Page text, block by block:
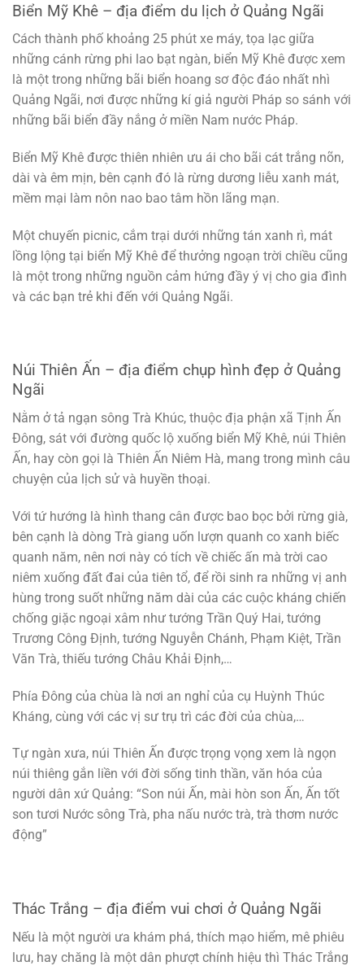
Biển Mỹ Khê – địa điểm du lịch ở Quảng Ngãi
Cách thành phố khoảng 25 phút xe máy, tọa lạc giữa
những cánh rừng phi lao bạt ngàn, biển Mỹ Khê được xem
là một trong những bãi biển hoang sơ độc đáo nhất nhì
Quảng Ngãi, nơi được những kí giả người Pháp so sánh với
những bãi biển đầy nắng ở miền Nam nước Pháp.
Biển Mỹ Khê được thiên nhiên ưu ái cho bãi cát trắng nõn,
dài và êm mịn, bên cạnh đó là rừng dương liễu xanh mát,
mềm mại làm nôn nao bao tâm hồn lãng mạn.
Một chuyến picnic, cắm trại dưới những tán xanh rì, mát
lồng lộng tại biển Mỹ Khê để thưởng ngoạn trời chiều cũng
là một trong những nguồn cảm hứng đầy ý vị cho gia đình
và các bạn trẻ khi đến với Quảng Ngãi.
Núi Thiên Ấn – địa điểm chụp hình đẹp ở Quảng
Ngãi
Nằm ở tả ngạn sông Trà Khúc, thuộc địa phận xã Tịnh Ấn
Đông, sát với đường quốc lộ xuống biển Mỹ Khê, núi Thiên
Ấn, hay còn gọi là Thiên Ấn Niêm Hà, mang trong mình câu
chuyện của lịch sử và huyền thoại.
Với tứ hướng là hình thang cân được bao bọc bởi rừng già,
bên cạnh là dòng Trà giang uốn lượn quanh co xanh biếc
quanh năm, nên nơi này có tích về chiếc ấn mà trời cao
niêm xuống đất đai của tiên tổ, để rồi sinh ra những vị anh
hùng trong suốt những năm dài của các cuộc kháng chiến
chống giặc ngoại xâm như tướng Trần Quý Hai, tướng
Trương Công Định, tướng Nguyễn Chánh, Phạm Kiệt, Trần
Văn Trà, thiếu tướng Châu Khải Định,…
Phía Đông của chùa là nơi an nghỉ của cụ Huỳnh Thúc
Kháng, cùng với các vị sư trụ trì các đời của chùa,…
Tự ngàn xưa, núi Thiên Ấn được trọng vọng xem là ngọn
núi thiêng gắn liền với đời sống tinh thần, văn hóa của
người dân xứ Quảng: “Son núi Ấn, mài hòn son Ấn, Ấn tốt
son tươi Nước sông Trà, pha nấu nước trà, trà thơm nước
động”
Thác Trắng – địa điểm vui chơi ở Quảng Ngãi
Nếu là một người ưa khám phá, thích mạo hiểm, mê phiêu
lưu, hay chăng là một dân phượt chính hiệu thì Thác Trắng